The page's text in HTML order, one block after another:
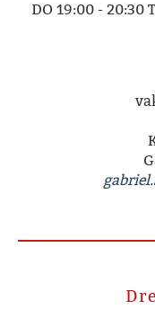
DO 19:00 -